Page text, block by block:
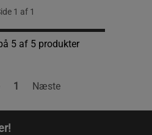
1 af 1
5 af 5 produkter
1 Næste